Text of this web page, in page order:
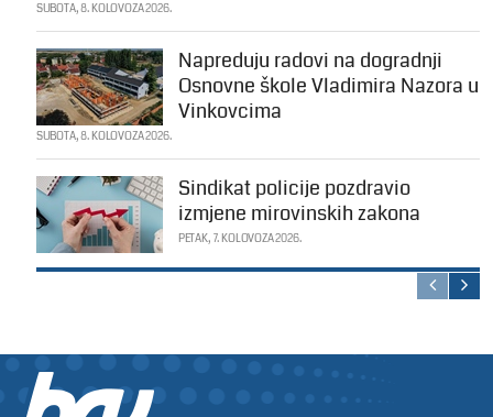
SUBOTA, 8. KOLOVOZA 2026.
Napreduju radovi na dogradnji
Osnovne škole Vladimira Nazora u
Vinkovcima
SUBOTA, 8. KOLOVOZA 2026.
Sindikat policije pozdravio
izmjene mirovinskih zakona
PETAK, 7. KOLOVOZA 2026.